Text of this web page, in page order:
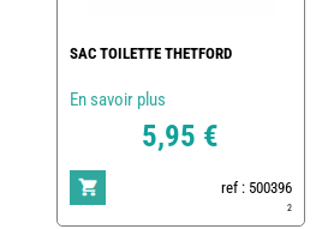
SAC TOILETTE THETFORD
En savoir plus
5,95 €
ref : 500396
2